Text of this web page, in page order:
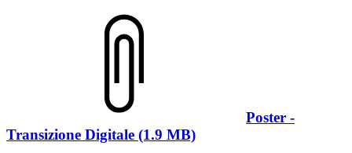
Poster -
Transizione Digitale (1.9 MB)